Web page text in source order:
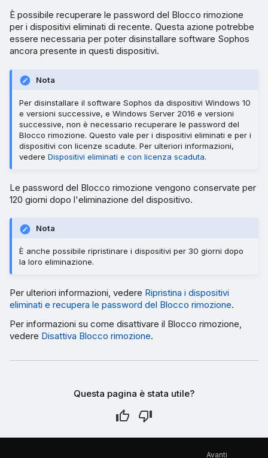
È possibile recuperare le password del Blocco rimozione
per i dispositivi eliminati di recente. Questa azione potrebbe
essere necessaria per poter disinstallare software Sophos
ancora presente in questi dispositivi.
Nota
Per disinstallare il software Sophos da dispositivi Windows 10
e versioni successive, e Windows Server 2016 e versioni
successive, non è necessario recuperare le password del
Blocco rimozione. Questo vale per i dispositivi eliminati e per i
dispositivi con licenze scadute. Per ulteriori informazioni,
vedere Dispositivi eliminati e con licenza scaduta.
Le password del Blocco rimozione vengono conservate per
120 giorni dopo l'eliminazione del dispositivo.
Nota
È anche possibile ripristinare i dispositivi per 30 giorni dopo
la loro eliminazione.
Per ulteriori informazioni, vedere Ripristina i dispositivi
eliminati e recupera le password del Blocco rimozione.
Per informazioni su come disattivare il Blocco rimozione,
vedere Disattiva Blocco rimozione.
Questa pagina è stata utile?
Avanti